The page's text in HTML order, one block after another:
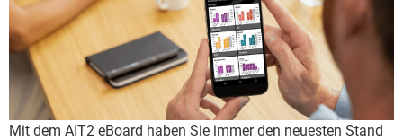
Mit dem AIT2 eBoard haben Sie immer den neuesten Stand